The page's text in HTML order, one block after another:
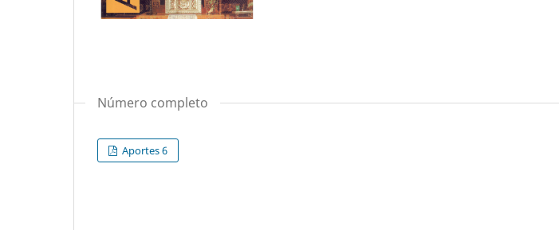
Número completo
Aportes 6